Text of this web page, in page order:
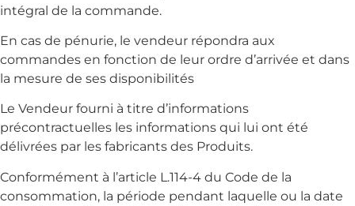
intégral de la commande.
En cas de pénurie, le vendeur répondra aux
commandes en fonction de leur ordre d’arrivée et dans
la mesure de ses disponibilités
Le Vendeur fourni à titre d’informations
précontractuelles les informations qui lui ont été
délivrées par les fabricants des Produits.
Conformément à l’article L.114-4 du Code de la
consommation, la période pendant laquelle ou la date